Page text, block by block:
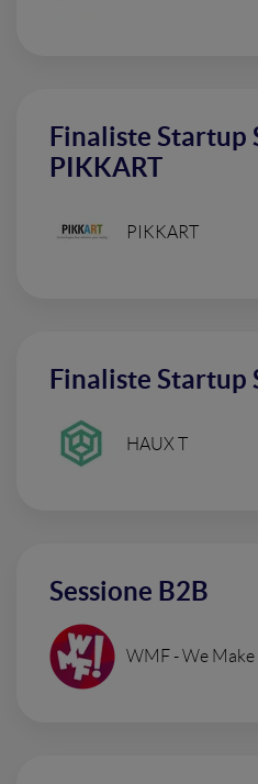
Finaliste Startup
PIKKART
PIKKART
Finaliste Startup
HAUX T
Sessione B2B
WMF - We